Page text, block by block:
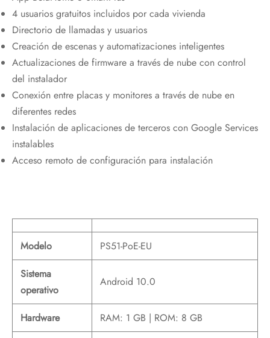
4 usuarios gratuitos incluidos por cada vivienda
Directorio de llamadas y usuarios
Creación de escenas y automatizaciones inteligentes
Actualizaciones de firmware a través de nube con control
del instalador
Conexión entre placas y monitores a través de nube en
diferentes redes
Instalación de aplicaciones de terceros con Google Services
instalables
Acceso remoto de configuración para instalación
Modelo
PS51-PoE-EU
Sistema
operativo
Android 10.0
Hardware
RAM: 1 GB | ROM: 8 GB